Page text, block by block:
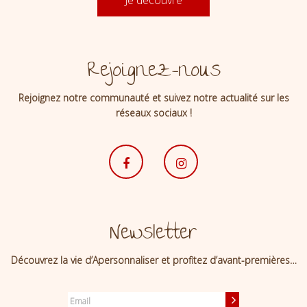
Rejoignez-nous
Rejoignez notre communauté et suivez notre actualité sur les
réseaux sociaux !
Newsletter
Découvrez la vie d’Apersonnaliser et profitez d’avant-premières…